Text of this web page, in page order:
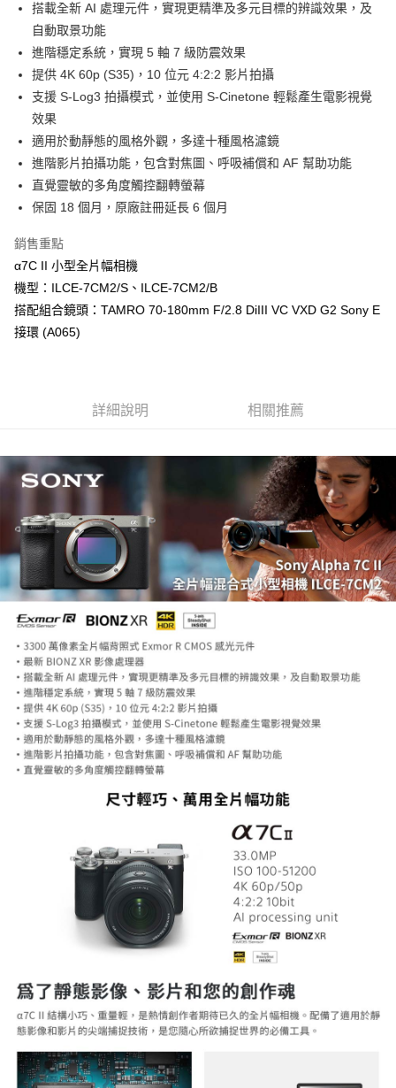
國泰世華商業銀行
兆豐國際商業銀行
臺灣中小企業銀行
匯豐（台灣）商業銀行
華泰商業銀行
聯邦商業銀行
遠東國際商業銀行
元大商業銀行
永豐商業銀行
玉山商業銀行
星展（台灣）商業銀行
台新國際商業銀行
台灣樂天信用卡公司
上海商業儲蓄銀行
台北富邦商業銀行
國泰世華商業銀行
臺灣中小企業銀行
台中商業銀行
匯豐（台灣）商業銀行
華泰商業銀行
聯邦商業銀行
遠東國際商業銀行
元大商業銀行
永豐商業銀行
玉山商業銀行
台新國際商業銀行
中國信託商業銀行
台灣樂天信用卡公司
上海商業儲蓄銀行
國泰世華商業銀行
兆豐國際商業銀行
臺灣中小企業銀行
台中商業銀行
匯豐（台灣）商業銀行
華泰商業銀行
聯邦商業銀行
元大商業銀行
永豐商業銀行
玉山商業銀行
星展（台灣）商業銀行
台新國際商業銀行
中國信託商業銀行
台灣樂天信用卡公司
LINE Pay
Apple Pay
街口支付
悠遊付
Google Pay
全支付
全盈+PAY
AFTEE先享後付
相關說明
AFTEE先享後付是「在收到商品之後才付款」的支付方式。 讓您購物簡單
便利好安心！
１．簡單：不需註冊會員、不需綁卡、不需儲值。
２．便利：只要手機號碼，簡訊認證，即可結帳。
１．於結帳方式選擇「AFTEE先享後付」後，將跳轉至「AFTEE先享後付」
３．收到繳費通知簡訊後14天內，點擊此簡訊中的連結，可透過四大超商／
ATM／網路銀行／等多元方式進行付款，方視為交易完成。
※ 請注意：結帳手續完成當下不需立刻繳費，但若您需要取消訂單，請聯絡
購買商品的店家。未經商家同意取消之訂單仍視為有效，需透過AFTEE先享
後付繳納相關費用。
※ 交易是否成功請以「AFTEE先享後付 」之結帳頁面顯示為準，若有關於
是否繳費成功／繳費後需取消欲退款等相關疑問，請聯繫「AFTEE先享後付
客戶支援中心」https://netprotections.freshdesk.com/support/home
【注意事項】
１．透過由恩沛科技股份有限公司提供之「AFTEE先享後付」服務完成之交
易，需依本服務之必要範圍內提供個人資料，並將交易相關給付款項請求債
權轉讓予恩沛科技股份有限公司。
２．關於個人資料處理事宜，請瀏覽以下網址：
https://aftee.tw/terms/#terms3
３．未成年的使用者請事先徵得法定代理人或監護人之同意方可使用
「AFTEE先享後付」，若未經同意申辦者引起之損失，本公司不負相關責
任。
４．使用「AFTEE先享後付」時，將依據個別帳號之用戶狀況，依本公司即
時審查核予不同之上限額度；若仍有額度不足之情形，本公司將視審查結果
請求用戶進行身份認證。
恩沛科技股份有限公司將有權停止該用戶之使用額度並採取法律行動。
ATM付款
運送方式
付款後門市自取
搭載全新 AI 處理元件，實現更精準及多元目標的辨識效果，及
自動取景功能
進階穩定系統，實現 5 軸 7 級防震效果
提供 4K 60p (S35)，10 位元 4:2:2 影片拍攝
支援 S-Log3 拍攝模式，並使用 S-Cinetone 輕鬆產生電影視覺
效果
適用於動靜態的風格外觀，多達十種風格濾鏡
進階影片拍攝功能，包含對焦圖、呼吸補償和 AF 幫助功能
直覺靈敏的多角度觸控翻轉螢幕
保固 18 個月，原廠註冊延長 6 個月
銷售重點
α7C II 小型全片幅相機
機型：ILCE-7CM2/S、ILCE-7CM2/B
搭配組合鏡頭：TAMRO 70-180mm F/2.8 DiIII VC VXD G2 Sony E
接環 (A065)
詳細說明 相關推薦